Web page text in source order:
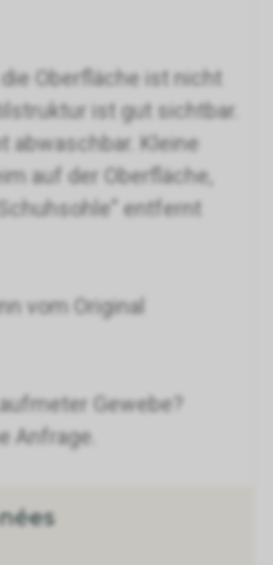
Oberfläche ist nicht
ist gut sichtbar.
abwaschbar. Kleine
auf der Oberfläche,
entfernt
vom Original
Gewebe?
Anfrage.